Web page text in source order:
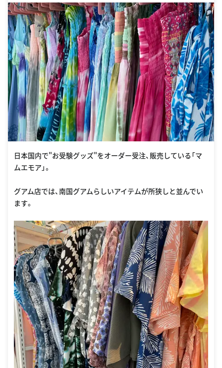
日本国内で"お受験グッズ"をオーダー受注、販売している「マ
ムエモア」。
グアム店では、南国グアムらしいアイテムが所狭しと並んでい
ます。